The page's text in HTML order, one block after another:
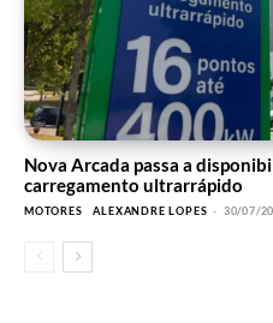
Nova Arcada passa a
carregamento ultrarrápido
MOTORES ALEXANDRE LOPES - 30/07/